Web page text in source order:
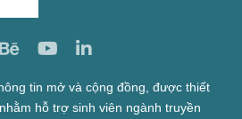
tin mở và cộng đồng, được thiết
hỗ trợ sinh viên ngành truyền